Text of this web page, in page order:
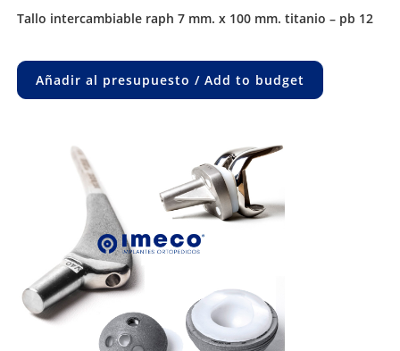
tallo intercambiable raph 7 mm. x 100 mm. titanio – pb 12
Añadir al presupuesto / Add to budget